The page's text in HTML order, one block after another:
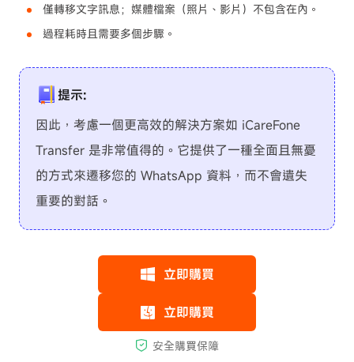
僅轉移文字訊息；媒體檔案（照片、影片）不包含在內。
過程耗時且需要多個步驟。
提示:
因此，考慮一個更高效的解決方案如 iCareFone
Transfer 是非常值得的。它提供了一種全面且無憂
的方式來遷移您的 WhatsApp 資料，而不會遺失
重要的對話。